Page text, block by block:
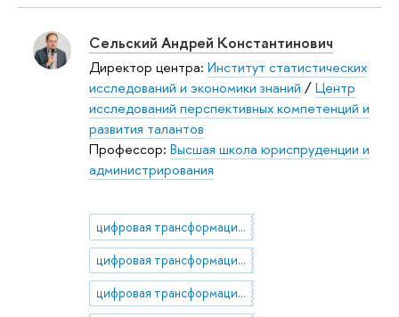
Сельский Андрей Константинович
Директор центра: Институт статистических
исследований и экономики знаний /Центр
исследований перспективных компетенций и
развития талантов
Профессор: Высшая школа юриспруденции и
администрирования
цифровая трансформация в государственном управлении
цифровая трансформация бизнеса
цифровая трансформация управления